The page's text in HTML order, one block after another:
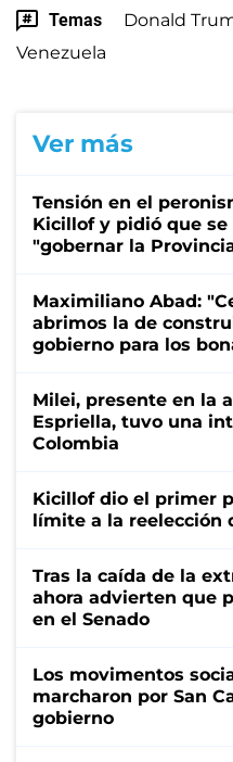
Temas Donald
Venezuela
Ver más
Tensión en el
Kicillof y pidió que se
"gobernar la
Maximiliano Abad:
abrimos la de
gobierno para los
Milei, presente en la
Espriella, tuvo una
Colombia
Kicillof dio el primer
límite a la reelección
Tras la caída de la
ahora advierten que
en el Senado
Los movimentos
marcharon por San
gobierno